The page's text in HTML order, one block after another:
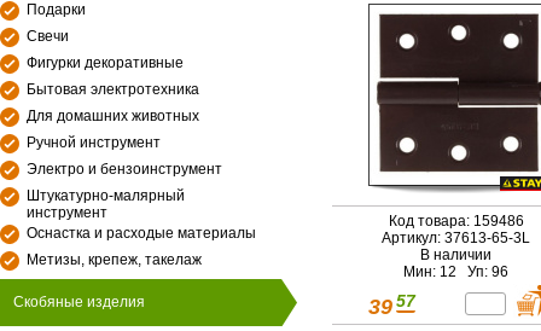
Подарки
Свечи
Фигурки декоративные
Бытовая электротехника
Для домашних животных
Ручной инструмент
Электро и бензоинструмент
Штукатурно-малярный
инструмент
Оснастка и расходые материалы
Метизы, крепеж, такелаж
Скобяные изделия
Код товара: 159486
Артикул: 37613-65-3L
В наличии
Мин: 12 Уп: 96
39 57